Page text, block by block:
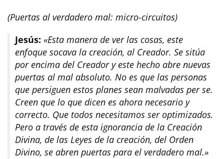
(Puertas al verdadero mal: micro-circuitos)
Jesús: «Esta manera de ver las cosas, este
enfoque socava la creación, al Creador. Se sitúa
por encima del Creador y este hecho abre nuevas
puertas al mal absoluto. No es que las personas
que persiguen estos planes sean malvadas per se.
Creen que lo que dicen es ahora necesario y
correcto. Que todos necesitamos ser optimizados.
Pero a través de esta ignorancia de la Creación
Divina, de las Leyes de la creación, del Orden
Divino, se abren puertas para el verdadero mal.»